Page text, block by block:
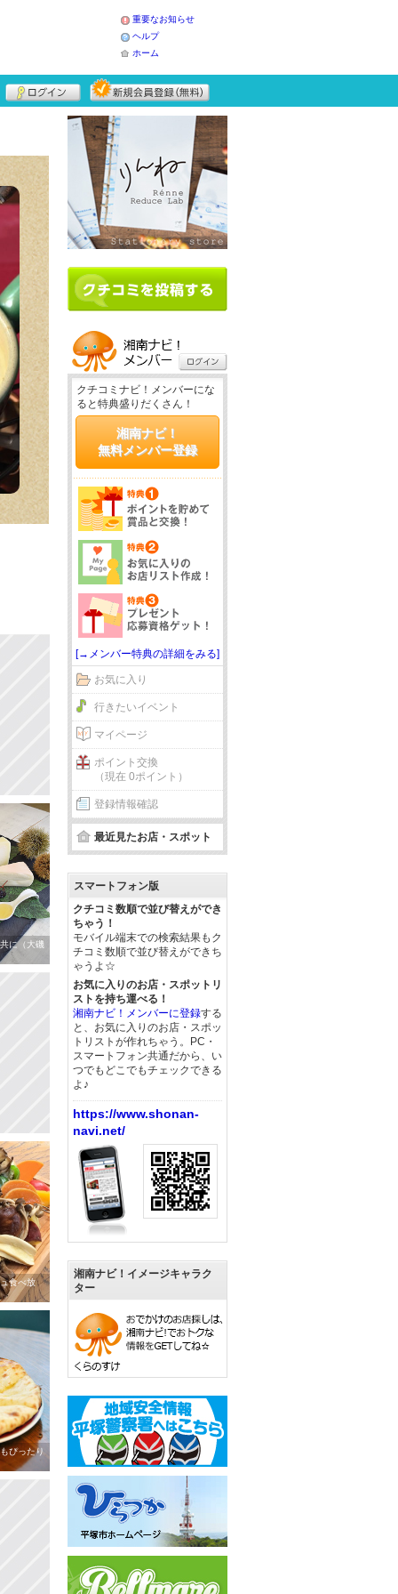
重要なお知らせ
ヘルプ
ホーム
に（大磯
食べ放
ぴったり
クチコミナビ！メンバーにな
ると特典盛りだくさん！
湘南ナビ！
無料メンバー登録
[→メンバー特典の詳細をみる]
お気に入り
行きたいイベント
マイページ
ポイント交換
（現在 0ポイント）
登録情報確認
最近見たお店・スポット
スマートフォン版
クチコミ数順で並び替えができ
ちゃう！
モバイル端末での検索結果もク
チコミ数順で並び替えができち
ゃうよ☆
お気に入りのお店・スポットリ
ストを持ち運べる！
湘南ナビ！メンバーに登録する
と、お気に入りのお店・スポッ
トリストが作れちゃう。PC・
スマートフォン共通だから、い
つでもどこでもチェックできる
よ♪
https://www.shonan-
navi.net/
湘南ナビ！イメージキャラク
ター